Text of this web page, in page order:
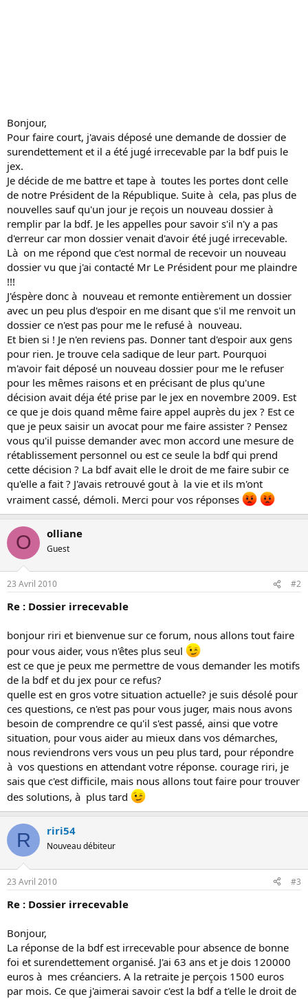
Bonjour,
Pour faire court, j'avais déposé une demande de dossier de
surendettement et il a été jugé irrecevable par la bdf puis le
jex.
Je décide de me battre et tape à toutes les portes dont celle
de notre Président de la République. Suite à cela, pas plus de
nouvelles sauf qu'un jour je reçois un nouveau dossier à
remplir par la bdf. Je les appelles pour savoir s'il n'y a pas
d'erreur car mon dossier venait d'avoir été jugé irrecevable.
Là on me répond que c'est normal de recevoir un nouveau
dossier vu que j'ai contacté Mr Le Président pour me plaindre
!!!
J'éspère donc à nouveau et remonte entièrement un dossier
avec un peu plus d'espoir en me disant que s'il me renvoit un
dossier ce n'est pas pour me le refusé à nouveau.
Et bien si ! Je n'en reviens pas. Donner tant d'espoir aux gens
pour rien. Je trouve cela sadique de leur part. Pourquoi
m'avoir fait déposé un nouveau dossier pour me le refuser
pour les mêmes raisons et en précisant de plus qu'une
décision avait déja été prise par le jex en novembre 2009. Est
ce que je dois quand même faire appel auprès du jex ? Est ce
que je peux saisir un avocat pour me faire assister ? Pensez
vous qu'il puisse demander avec mon accord une mesure de
rétablissement personnel ou est ce seule la bdf qui prend
cette décision ? La bdf avait elle le droit de me faire subir ce
qu'elle a fait ? J'avais retrouvé gout à la vie et ils m'ont
vraiment cassé, démoli. Merci pour vos réponses
O olliane
Guest
23 Avril 2010 #2
Re : Dossier irrecevable
bonjour riri et bienvenue sur ce forum, nous allons tout faire
pour vous aider, vous n'êtes plus seul
est ce que je peux me permettre de vous demander les motifs
de la bdf et du jex pour ce refus?
quelle est en gros votre situation actuelle? je suis désolé pour
ces questions, ce n'est pas pour vous juger, mais nous avons
besoin de comprendre ce qu'il s'est passé, ainsi que votre
situation, pour vous aider au mieux dans vos démarches,
nous reviendrons vers vous un peu plus tard, pour répondre
à vos questions en attendant votre réponse. courage riri, je
sais que c'est difficile, mais nous allons tout faire pour trouver
des solutions, à plus tard
R riri54
Nouveau débiteur
23 Avril 2010 #3
Re : Dossier irrecevable
Bonjour,
La réponse de la bdf est irrecevable pour absence de bonne
foi et surendettement organisé. J'ai 63 ans et je dois 120000
euros à mes créanciers. A la retraite je perçois 1500 euros
par mois. Ce que j'aimerai savoir c'est la bdf a t'elle le droit de